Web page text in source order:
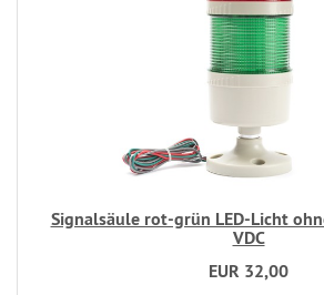
Signalsäule rot-grün LED-Licht
VDC
EUR 32,00